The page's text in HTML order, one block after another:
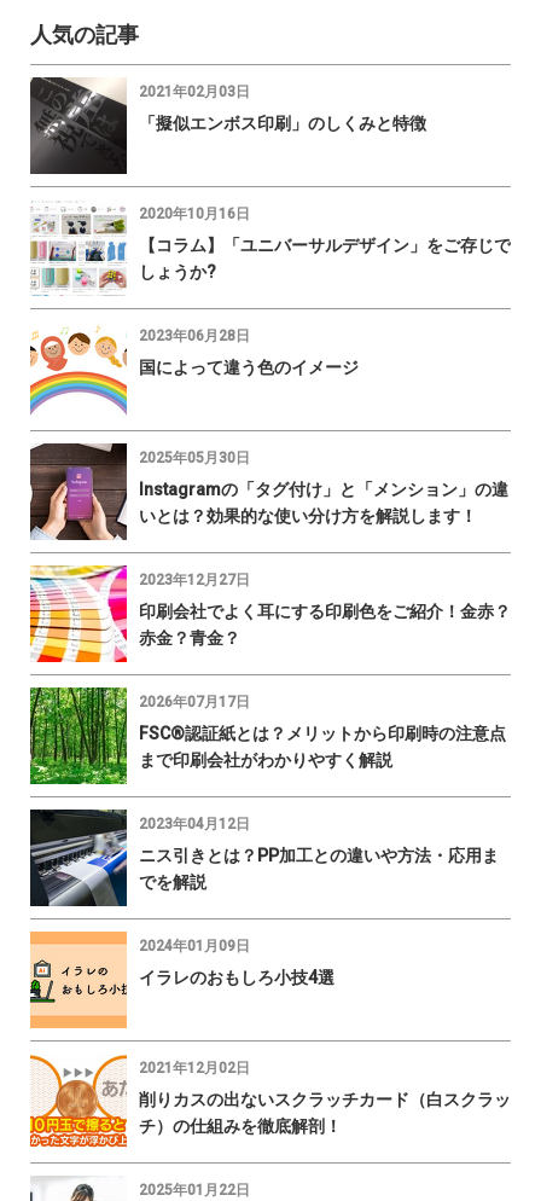
人気の記事
2021年02月03日
「擬似エンボス印刷」のしくみと特徴
2020年10月16日
【コラム】「ユニバーサルデザイン」をご存じで
しょうか?
2023年06月28日
国によって違う色のイメージ
2025年05月30日
Instagramの「タグ付け」と「メンション」の違
いとは？効果的な使い分け方を解説します！
2023年12月27日
印刷会社でよく耳にする印刷色をご紹介！金赤？
赤金？青金？
2026年07月17日
FSC®認証紙とは？メリットから印刷時の注意点
まで印刷会社がわかりやすく解説
2023年04月12日
ニス引きとは？PP加工との違いや方法・応用ま
でを解説
2024年01月09日
イラレのおもしろ小技4選
2021年12月02日
削りカスの出ないスクラッチカード（白スクラッ
チ）の仕組みを徹底解剖！
2025年01月22日